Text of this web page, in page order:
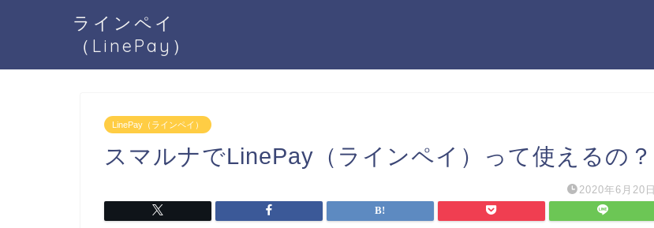
ラインペイ
（LinePay）
LinePay（ラインペイ）
スマルナでLinePay（ラインペイ）って使えるの？
2020年6月20日